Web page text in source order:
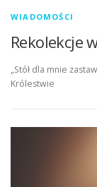
WIADOMOŚCI
Rekolekcje
„Stół dla mnie
Królestwie